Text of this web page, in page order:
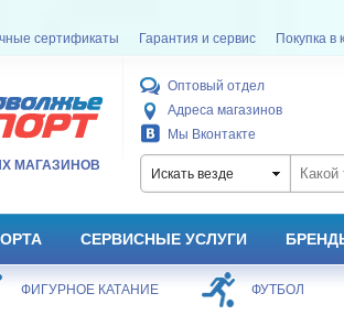
сертификаты Гарантия и сервис Покупка в
МАГАЗИНОВ
Оптовый отдел
Адреса магазинов
Мы Вконтакте
Искать везде
СЕРВИСНЫЕ УСЛУГИ
ФИГУРНОЕ КАТАНИЕ ФУТБОЛ